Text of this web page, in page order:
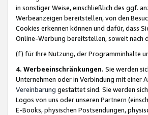
in sonstiger Weise, einschließlich des ggf.
Werbeanzeigen bereitstellen, von den
Cookies erkennen können und dafür, dass
Online-Werbung bereitstellen, soweit nach
(f) für Ihre Nutzung, der Programminhalte
4. Werbeeinschränkungen. Sie werden
Unternehmen oder in Verbindung mit einer
Vereinbarung gestattet sind. Sie werden
Logos von uns oder unseren Partnern
E-Books, physischen Postsendungen,